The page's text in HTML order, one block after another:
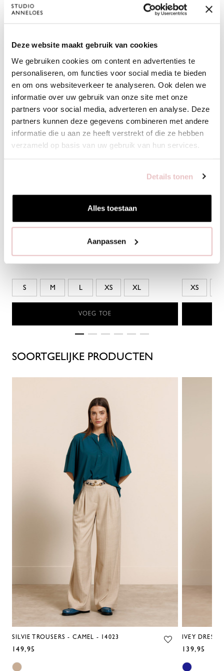
Deze website maakt gebruik van cookies
We gebruiken cookies om content en advertenties te
personaliseren, om functies voor social media te bieden
en om ons websiteverkeer te analyseren. Ook delen we
informatie over uw gebruik van onze site met onze
partners voor social media, adverteren en analyse. Deze
partners kunnen deze gegevens combineren met andere
informatie die u aan ze heeft verstrekt of die ze hebben
verzameld op basis van uw gebruik van hun services.
Details tonen
Alles toestaan
Aanpassen
BIBI SPRING CARDIGAN - ELECTRIC BLUE -
119,95
S M L XS XL
VOEG TOE
XS
SOORTGELIJKE PRODUCTEN
SILVIE TROUSERS - CAMEL - 14023
149,95
IVEY DRESS
139,95